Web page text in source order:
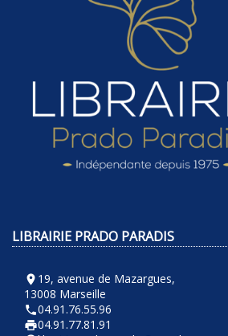
LIBRAIRIE PRADO PARADIS
room 19, avenue de Mazargues,
13008 Marseille
phone04.91.76.55.96
local_printshop04.91.77.81.91